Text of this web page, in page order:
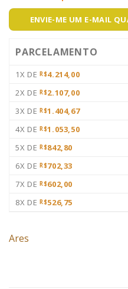
ENVIE-ME UM E-MAIL
PARCELAMENTO
1X DE R$4.214,00
2X DE R$2.107,00
3X DE R$1.404,67
4X DE R$1.053,50
5X DE R$842,80
6X DE R$702,33
7X DE R$602,00
8X DE R$526,75
Ares